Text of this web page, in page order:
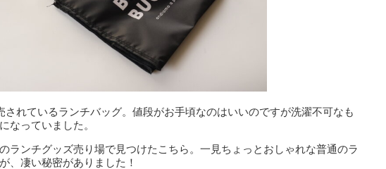
されているランチバッグ。値段がお手頃なのはいいのですが洗濯不可なも
なっていました。
ランチグッズ売り場で見つけたこちら。一見ちょっとおしゃれな普通のラ
、凄い秘密がありました！